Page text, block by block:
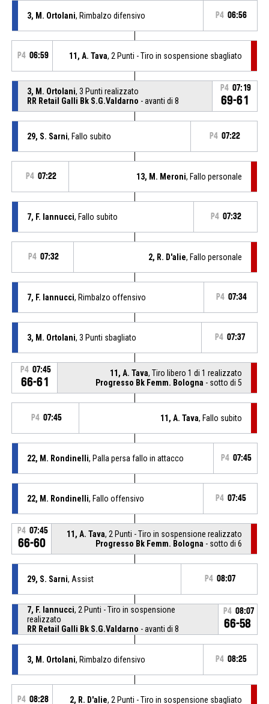
3, M. Ortolani, Rimbalzo difensivo P4 06:56
P4 06:59 11, A. Tava, 2 Punti - Tiro in sospensione sbagliato
3, M. Ortolani, 3 Punti realizzato
RR Retail Galli Bk S.G.Valdarno - avanti di 8
P4 07:19
69-61
29, S. Sarni, Fallo subito P4 07:22
P4 07:22 13, M. Meroni, Fallo personale
7, F. Iannucci, Fallo subito P4 07:32
P4 07:32 2, R. D'alie, Fallo personale
7, F. Iannucci, Rimbalzo offensivo P4 07:34
3, M. Ortolani, 3 Punti sbagliato P4 07:37
P4 07:45
66-61
11, A. Tava, Tiro libero 1 di 1 realizzato
Progresso Bk Femm. Bologna - sotto di 5
P4 07:45 11, A. Tava, Fallo subito
22, M. Rondinelli, Palla persa fallo in attacco P4 07:45
22, M. Rondinelli, Fallo offensivo P4 07:45
P4 07:45
66-60
11, A. Tava, 2 Punti - Tiro in sospensione realizzato
Progresso Bk Femm. Bologna - sotto di 6
29, S. Sarni, Assist P4 08:07
7, F. Iannucci, 2 Punti - Tiro in sospensione
realizzato
RR Retail Galli Bk S.G.Valdarno - avanti di 8
P4 08:07
66-58
3, M. Ortolani, Rimbalzo difensivo P4 08:25
P4 08:28 2, R. D'alie, 2 Punti - Tiro in sospensione sbagliato